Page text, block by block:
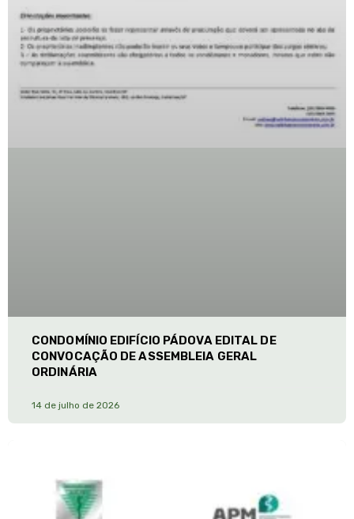
CONDOMÍNIO EDIFÍCIO PÁDOVA EDITAL DE
CONVOCAÇÃO DE ASSEMBLEIA GERAL
ORDINÁRIA
14 de julho de 2026